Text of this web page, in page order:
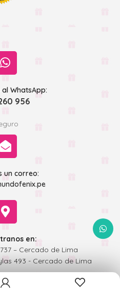
WhatsApp:
956
un correo:
en:
– Cercado de Lima
493 - Cercado de Lima